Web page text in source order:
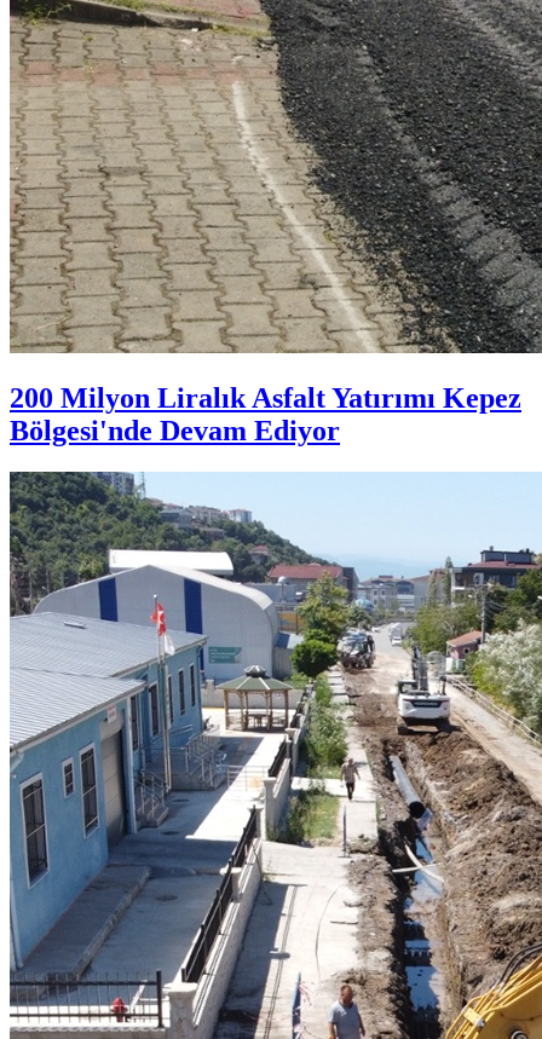
200 Milyon Liralık Asfalt Yatırımı Kepez
Bölgesi'nde Devam Ediyor